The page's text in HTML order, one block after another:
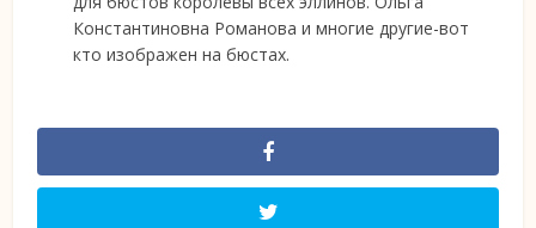
Константиновна Романова и многие другие-вот
кто изображен на бюстах.